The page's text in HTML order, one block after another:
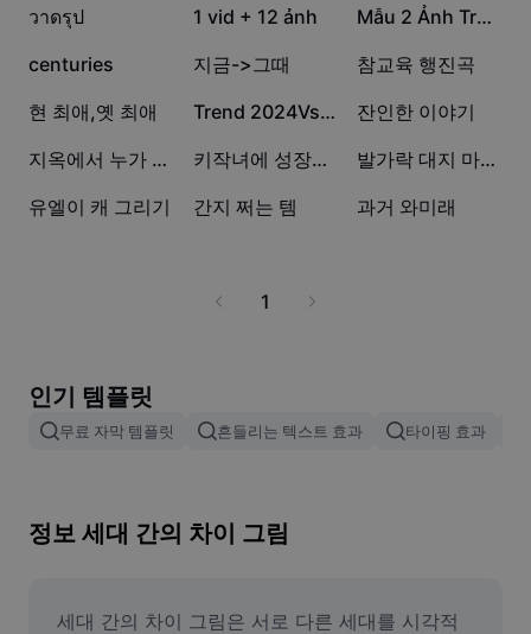
캡션 템플릿
이미지 배경 삭제
이미지 보정기
온라인 사진 에디터
더 보기
요약 템플릿
CapCut 서비스 약관 정보
Dreamina Seedance 2.0 Launch
5.3만
วาดรุป 1.7만
1 vid + 12 ảnh 9.7천 Mẫu 2 Ảnh Trend Vẽ
7.7천
centuries 6.1천
지금->그때 3.8천
참교육 행진곡
2.8천
현 최애,옛 최애 1.5천 Trend 2024Vs 2026 🎶💙 689
잔인한 이야기
539 지옥에서 누가 돌아왔게에~?? 275 키작녀에 성장과정 췍 187 발가락 대지 마세요!!
3
유엘이 캐 그리기 2
간지 쩌는 템 1
과거 와미래
1
인기 템플릿
무료 자막 템플릿 흔들리는 텍스트 효과 타이핑 효과
정보 세대 간의 차이 그림
세대 간의 차이 그림은 서로 다른 세대를 시각적